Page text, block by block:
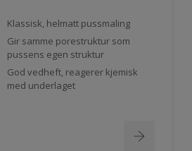
Klassisk, helmatt pussmaling
Gir samme porestruktur som
pussens egen struktur
God vedheft, reagerer kjemisk
med underlaget